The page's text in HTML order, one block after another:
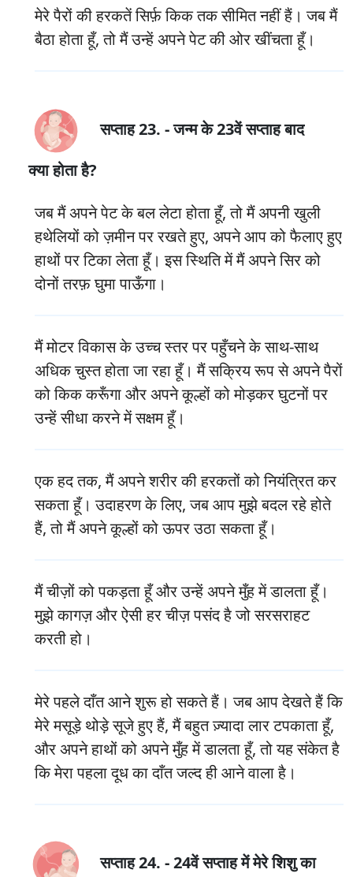
मेरे पैरों की हरकतें सिर्फ़ किक तक सीमित नहीं हैं। जब मैं
बैठा होता हूँ, तो मैं उन्हें अपने पेट की ओर खींचता हूँ।
सप्ताह 23. - जन्म के 23वें सप्ताह बाद
क्या होता है?
जब मैं अपने पेट के बल लेटा होता हूँ, तो मैं अपनी खुली
हथेलियों को ज़मीन पर रखते हुए, अपने आप को फैलाए हुए
हाथों पर टिका लेता हूँ। इस स्थिति में मैं अपने सिर को
दोनों तरफ़ घुमा पाऊँगा।
मैं मोटर विकास के उच्च स्तर पर पहुँचने के साथ-साथ
अधिक चुस्त होता जा रहा हूँ। मैं सक्रिय रूप से अपने पैरों
को किक करूँगा और अपने कूल्हों को मोड़कर घुटनों पर
उन्हें सीधा करने में सक्षम हूँ।
एक हद तक, मैं अपने शरीर की हरकतों को नियंत्रित कर
सकता हूँ। उदाहरण के लिए, जब आप मुझे बदल रहे होते
हैं, तो मैं अपने कूल्हों को ऊपर उठा सकता हूँ।
मैं चीज़ों को पकड़ता हूँ और उन्हें अपने मुँह में डालता हूँ।
मुझे कागज़ और ऐसी हर चीज़ पसंद है जो सरसराहट
करती हो।
मेरे पहले दाँत आने शुरू हो सकते हैं। जब आप देखते हैं कि
मेरे मसूड़े थोड़े सूजे हुए हैं, मैं बहुत ज़्यादा लार टपकाता हूँ,
और अपने हाथों को अपने मुँह में डालता हूँ, तो यह संकेत है
कि मेरा पहला दूध का दाँत जल्द ही आने वाला है।
सप्ताह 24. - 24वें सप्ताह में मेरे शिशु का